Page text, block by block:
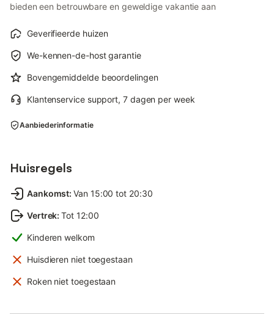
bieden een betrouwbare en geweldige vakantie aan
Geverifieerde huizen
We-kennen-de-host garantie
Bovengemiddelde beoordelingen
Klantenservice support, 7 dagen per week
Aanbiederinformatie
Huisregels
Aankomst: Van 15:00 tot 20:30
Vertrek: Tot 12:00
Kinderen welkom
Huisdieren niet toegestaan
Roken niet toegestaan